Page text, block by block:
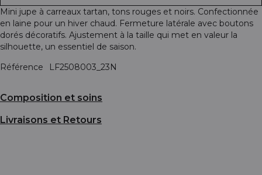
Mini jupe à carreaux tartan, tons rouges et noirs. Confectionnée
en laine pour un hiver chaud. Fermeture latérale avec boutons
dorés décoratifs. Ajustement à la taille qui met en valeur la
silhouette, un essentiel de saison.
Référence
LF2508003_23N
Composition et soins
Livraisons et Retours